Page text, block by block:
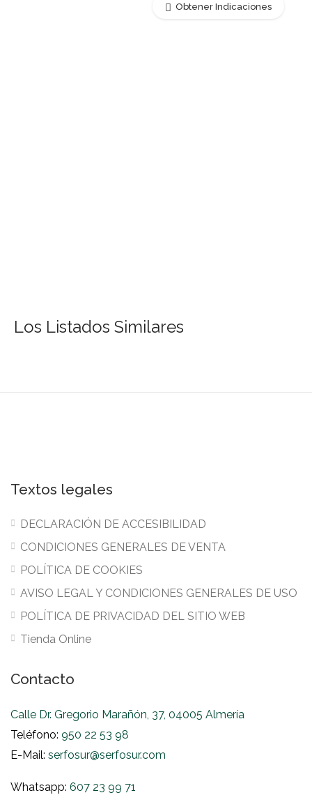
Obtener Indicaciones
Los Listados Similares
Textos legales
DECLARACIÓN DE ACCESIBILIDAD
CONDICIONES GENERALES DE VENTA
POLÍTICA DE COOKIES
AVISO LEGAL Y CONDICIONES GENERALES DE USO
POLÍTICA DE PRIVACIDAD DEL SITIO WEB
Tienda Online
Contacto
Calle Dr. Gregorio Marañón, 37, 04005 Almería
Teléfono: 950 22 53 98
E-Mail: serfosur@serfosur.com
Whatsapp: 607 23 99 71